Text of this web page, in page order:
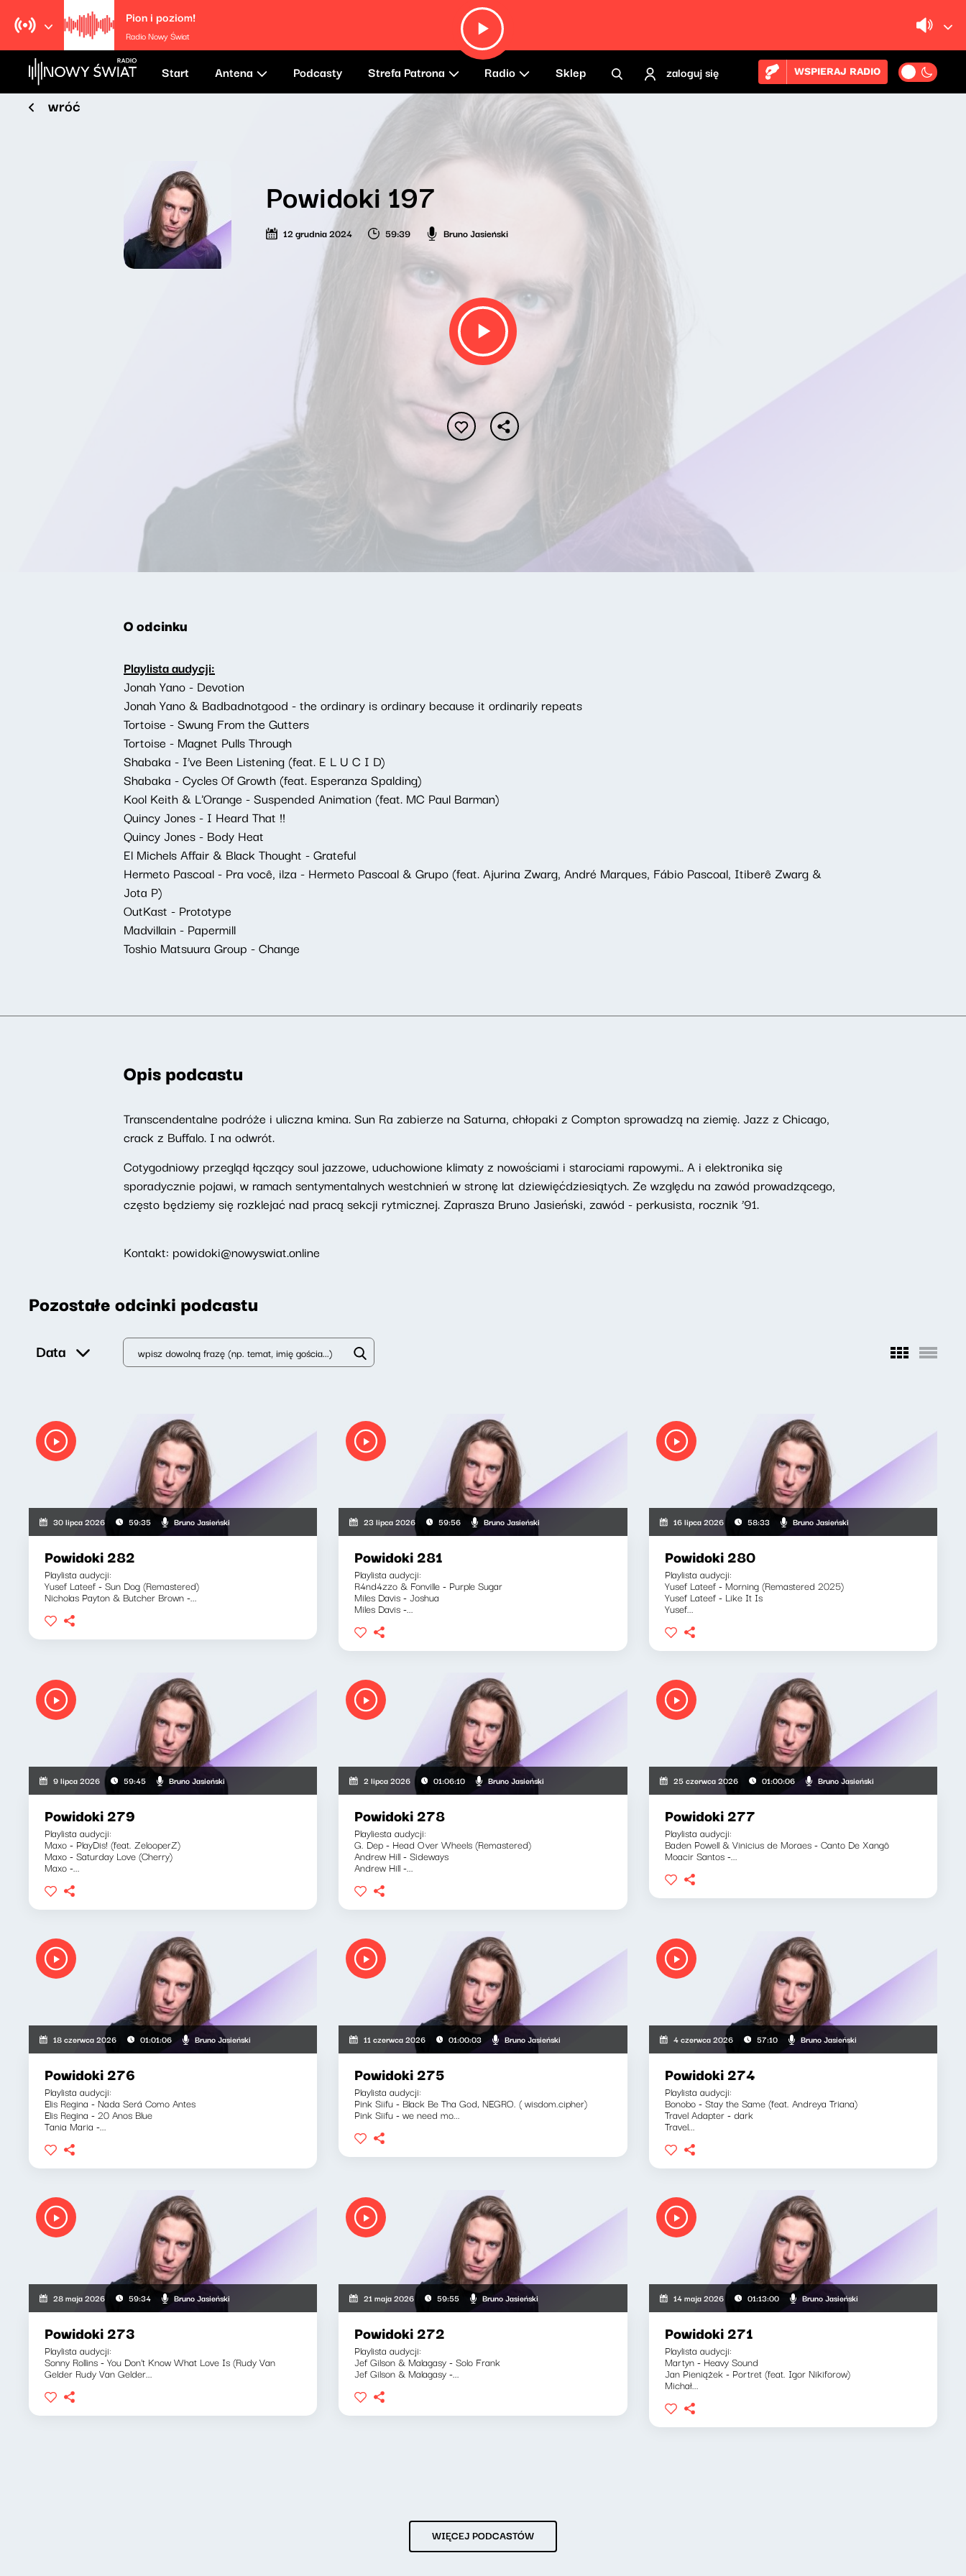
Pion i poziom!
Radio Nowy Świat
Start Antena Podcasty Strefa Patrona Radio Sklep zaloguj się WSPIERAJ RADIO
wróć
Powidoki 197
12 grudnia 2024 59:39 Bruno Jasieński
O odcinku
Playlista audycji:
Jonah Yano - Devotion
Jonah Yano & Badbadnotgood - the ordinary is ordinary because it ordinarily repeats
Tortoise - Swung From the Gutters
Tortoise - Magnet Pulls Through
Shabaka - I’ve Been Listening (feat. E L U C I D)
Shabaka - Cycles Of Growth (feat. Esperanza Spalding)
Kool Keith & L'Orange - Suspended Animation (feat. MC Paul Barman)
Quincy Jones - I Heard That !!
Quincy Jones - Body Heat
El Michels Affair & Black Thought - Grateful
Hermeto Pascoal - Pra você, ilza - Hermeto Pascoal & Grupo (feat. Ajurina Zwarg, André Marques, Fábio Pascoal, Itiberê Zwarg &
Jota P)
OutKast - Prototype
Madvillain - Papermill
Toshio Matsuura Group - Change
Opis podcastu
Transcendentalne podróże i uliczna kmina. Sun Ra zabierze na Saturna, chłopaki z Compton sprowadzą na ziemię. Jazz z Chicago,
crack z Buffalo. I na odwrót.
Cotygodniowy przegląd łączący soul jazzowe, uduchowione klimaty z nowościami i starociami rapowymi.. A i elektronika się
sporadycznie pojawi, w ramach sentymentalnych westchnień w stronę lat dziewięćdziesiątych. Ze względu na zawód prowadzącego,
często będziemy się rozklejać nad pracą sekcji rytmicznej. Zaprasza Bruno Jasieński, zawód - perkusista, rocznik ’91.
Kontakt: powidoki@nowyswiat.online
Pozostałe odcinki podcastu
Data
30 lipca 2026 59:35 Bruno Jasieński
Powidoki 282
Playlista audycji:
Yusef Lateef - Sun Dog (Remastered)
Nicholas Payton & Butcher Brown -...
23 lipca 2026 59:56 Bruno Jasieński
Powidoki 281
Playlista audycji:
R4nd4zzo & Fonville - Purple Sugar
Miles Davis - Joshua
Miles Davis -...
16 lipca 2026 58:33 Bruno Jasieński
Powidoki 280
Playlista audycji:
Yusef Lateef - Morning (Remastered 2025)
Yusef Lateef - Like It Is
Yusef...
9 lipca 2026 59:45 Bruno Jasieński
Powidoki 279
Playlista audycji:
Maxo - PlayDis! (feat. ZelooperZ)
Maxo - Saturday Love (Cherry)
Maxo -...
2 lipca 2026 01:06:10 Bruno Jasieński
Powidoki 278
Playliesta audycji:
G. Dep - Head Over Wheels (Remastered)
Andrew Hill - Sideways
Andrew Hill -...
25 czerwca 2026 01:00:06 Bruno Jasieński
Powidoki 277
Playlista audycji:
Baden Powell & Vinicius de Moraes - Canto De Xangô
Moacir Santos -...
18 czerwca 2026 01:01:06 Bruno Jasieński
Powidoki 276
Playlista audycji:
Elis Regina - Nada Será Como Antes
Elis Regina - 20 Anos Blue
Tania Maria -...
11 czerwca 2026 01:00:03 Bruno Jasieński
Powidoki 275
Playlista audycji:
Pink Siifu - Black Be Tha God, NEGRO. ( wisdom.cipher)
Pink Siifu - we need mo...
4 czerwca 2026 57:10 Bruno Jasieński
Powidoki 274
Playlista audycji:
Bonobo - Stay the Same (feat. Andreya Triana)
Travel Adapter - dark
Travel...
28 maja 2026 59:34 Bruno Jasieński
Powidoki 273
Playlista audycji:
Sonny Rollins - You Don't Know What Love Is (Rudy Van
Gelder Rudy Van Gelder...
21 maja 2026 59:55 Bruno Jasieński
Powidoki 272
Playlista audycji:
Jef Gilson & Malagasy - Solo Frank
Jef Gilson & Malagasy -...
14 maja 2026 01:13:00 Bruno Jasieński
Powidoki 271
Playlista audycji:
Martyn - Heavy Sound
Jan Pieniążek - Portret (feat. Igor Nikiforow)
Michał...
WIĘCEJ PODCASTÓW